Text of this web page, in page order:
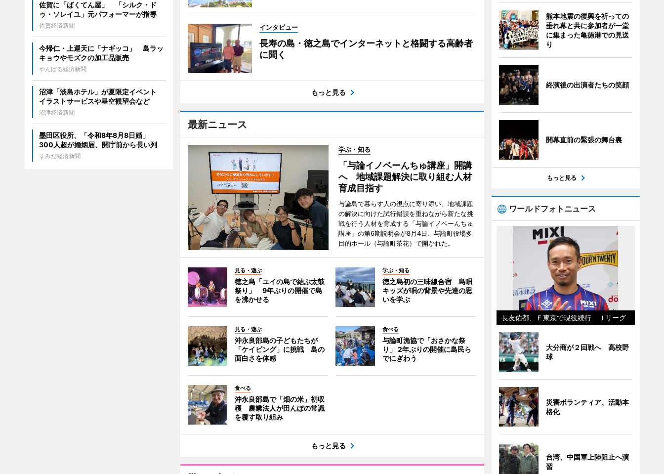
インタビュー
長寿の島・徳之島でインターネットと格闘する高齢者
に聞く
もっと見る
最新ニュース
学ぶ・知る
「与論イノベーんちゅ講座」開講
へ 地域課題解決に取り組む人材
育成目指す
与論島で暮らす人の視点に寄り添い、地域課題
の解決に向けた試行錯誤を重ねながら新たな挑
戦を行う人材を育成する「与論イノベーんちゅ
講座」の第6期説明会が8月4日、与論町役場多
目的ホール（与論町茶花）で開かれた。
見る・遊ぶ
徳之島「ユイの島で結ぶ太鼓
祭り」 9年ぶりの開催で島
を沸かせる
学ぶ・知る
徳之島初の三味線合宿 島唄
キッズが唄の背景や先達の思
いを学ぶ
見る・遊ぶ
沖永良部島の子どもたちが
「ケイビング」に挑戦 島の
面白さを体感
食べる
与論町漁協で「おさかな祭
り」 2年ぶりの開催に島民ら
でにぎわう
食べる
沖永良部島で「畑の米」初収
穫 農業法人が田んぼの常識
を覆す取り組み
もっと見る
佐賀に「ばくてん屋」 「シルク・ド
ゥ・ソレイユ」元パフォーマーが指導
佐賀経済新聞
今帰仁・上運天に「ナギッコ」 島ラッ
キョウやモズクの加工品販売
やんばる経済新聞
沼津「淡島ホテル」が夏限定イベント
イラストサービスや星空観望会など
沼津経済新聞
墨田区役所、「令和8年8月8日婚」
300人超が婚姻届、開庁前から長い列
すみだ経済新聞
熊本地震の復興を祈っての
垂れ幕と共に参加者が一堂
に集まった亀徳港での見送
り
終演後の出演者たちの笑顔
開幕直前の緊張の舞台裏
もっと見る
ワールドフォトニュース
長友佑都、Ｆ東京で現役続行 Ｊリーグ
大分商が２回戦へ 高校野
球
災害ボランティア、活動本
格化
台湾、中国軍上陸阻止へ演
習